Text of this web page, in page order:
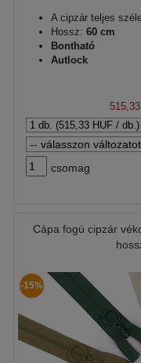
A cipzár teljes
Hossz: 60 cm
Bontható
Autlock
csomag
Cápa fogú cipzár
-15%